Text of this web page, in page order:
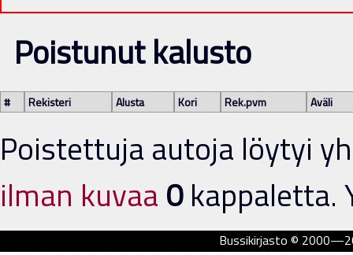
Poistunut kalusto
# Rekisteri Alusta Kori Rek.pvm Aväli
Poistettuja autoja löytyi
ilman kuvaa 0kappaletta.
Bussikirjasto ©